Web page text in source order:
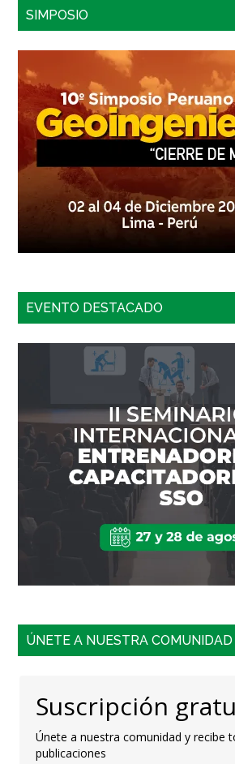
SIMPOSIO
EVENTO DESTACADO
ÚNETE A NUESTRA COMUNIDAD
Suscripción
Únete a nuestra comunidad y recibe
publicaciones